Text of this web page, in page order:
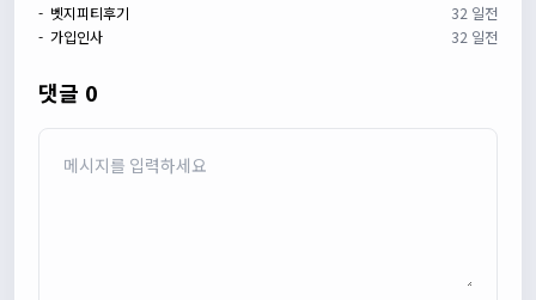
- 벳지피티후기
32 일전
- 가입인사
32 일전
댓글 0